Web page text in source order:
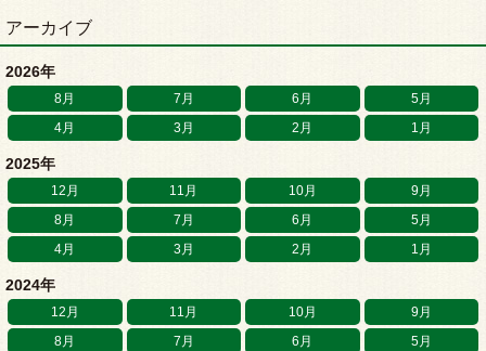
アーカイブ
2026年
8月 7月 6月
5月
4月
3月 2月 1月
2025年
12月 11月 10月
9月
8月
7月 6月
5月
4月
3月 2月 1月
2024年
12月 11月 10月
9月
8月
7月 6月
5月